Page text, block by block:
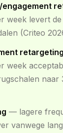
week levert de
(Criteo
retargeting
week
naar
— lagere
vanwege